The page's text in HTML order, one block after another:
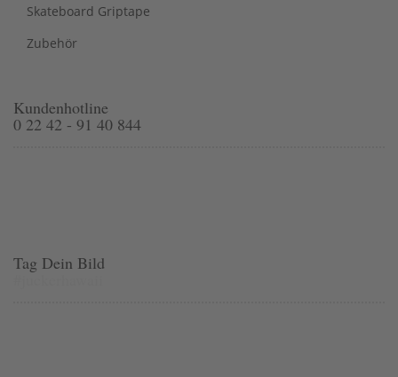
Skateboard Griptape
Zubehör
Kundenhotline
0 22 42 - 91 40 844
Tag Dein Bild
#juckerhawaii